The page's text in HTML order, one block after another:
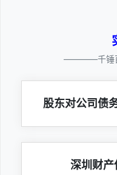
————千锤
股东对公司债
深圳财产